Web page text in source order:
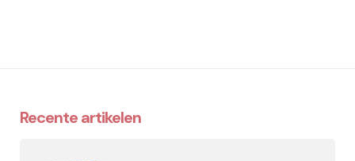
Recente artikelen